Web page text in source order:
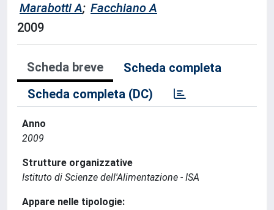
Marabotti A; Facchiano A
2009
Scheda breve
Scheda completa
Scheda completa (DC)
Anno
2009
Strutture organizzative
Istituto di Scienze dell'Alimentazione - ISA
Appare nelle tipologie: